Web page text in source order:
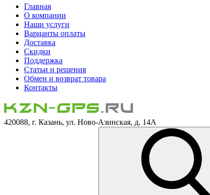
Главная
О компании
Наши услуги
Варианты оплаты
Доставка
Скидки
Поддержка
Статьи и решения
Обмен и возврат товара
Контакты
420088, г. Казань, ул. Ново-Азинская, д. 14А